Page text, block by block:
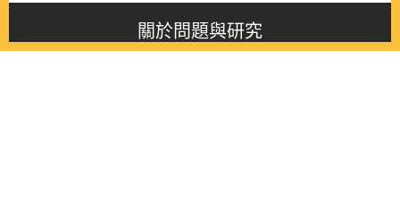
關於問題與研究
About this journal